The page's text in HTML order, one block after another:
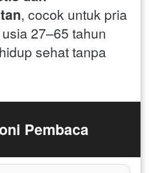
, cocok untuk pria
27–65 tahun
sehat tanpa
Pembaca